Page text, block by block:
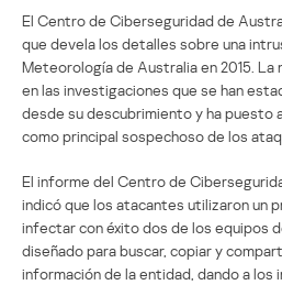
El Centro de Ciberseguridad de
que devela los detalles sobre una
Meteorología de Australia en 2015. La
en las investigaciones que se han
desde su descubrimiento y ha puesto
como principal sospechoso de los
El informe del Centro de
indicó que los atacantes utilizaron un
infectar con éxito dos de los equipos
diseñado para buscar, copiar y
información de la entidad, dando a los